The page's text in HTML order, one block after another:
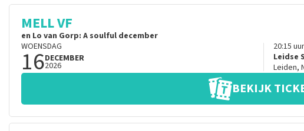
MELL VF
en Lo van Gorp: A soulful december
WOENSDAG
16DECEMBER
2026
20:15 uur
Leidse
Leiden,
BEKIJK